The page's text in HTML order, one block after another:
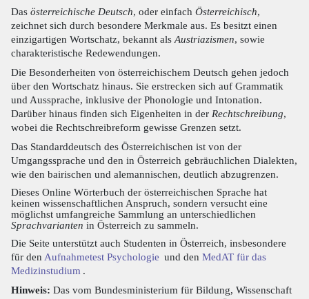
Das österreichische Deutsch, oder einfach Österreichisch,
zeichnet sich durch besondere Merkmale aus. Es besitzt einen
einzigartigen Wortschatz, bekannt als Austriazismen, sowie
charakteristische Redewendungen.
Die Besonderheiten von österreichischem Deutsch gehen jedoch
über den Wortschatz hinaus. Sie erstrecken sich auf Grammatik
und Aussprache, inklusive der Phonologie und Intonation.
Darüber hinaus finden sich Eigenheiten in der Rechtschreibung,
wobei die Rechtschreibreform gewisse Grenzen setzt.
Das Standarddeutsch des Österreichischen ist von der
Umgangssprache und den in Österreich gebräuchlichen Dialekten,
wie den bairischen und alemannischen, deutlich abzugrenzen.
Dieses Online Wörterbuch der österreichischen Sprache hat
keinen wissenschaftlichen Anspruch, sondern versucht eine
möglichst umfangreiche Sammlung an unterschiedlichen
Sprachvarianten in Österreich zu sammeln.
Die Seite unterstützt auch Studenten in Österreich, insbesondere
für den Aufnahmetest Psychologie und den MedAT für das
Medizinstudium .
Hinweis: Das vom Bundesministerium für Bildung, Wissenschaft